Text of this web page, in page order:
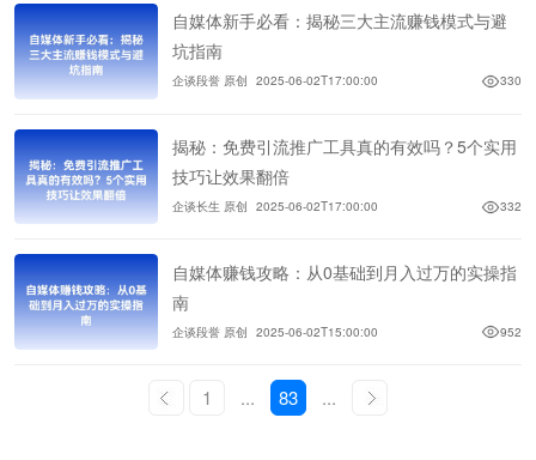
自媒体新手必看：揭秘三大主流赚钱模式与避
坑指南
企谈段誉 原创 2025-06-02T17:00:00 330
揭秘：免费引流推广工具真的有效吗？5个实用
技巧让效果翻倍
企谈长生 原创 2025-06-02T17:00:00 332
自媒体赚钱攻略：从0基础到月入过万的实操指
南
企谈段誉 原创 2025-06-02T15:00:00 952
1 ... 83 ...